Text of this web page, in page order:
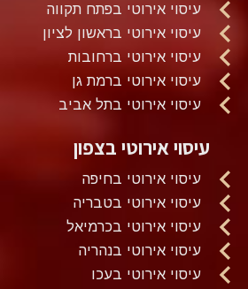
עיסוי אירוטי בפתח תקווה
עיסוי אירוטי בראשון לציון
עיסוי אירוטי ברחובות
עיסוי אירוטי ברמת גן
עיסוי אירוטי בתל אביב
עיסוי אירוטי בצפון
עיסוי אירוטי בחיפה
עיסוי אירוטי בטבריה
עיסוי אירוטי בכרמיאל
עיסוי אירוטי בנהריה
עיסוי אירוטי בעכו